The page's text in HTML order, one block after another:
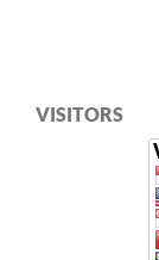
VISITORS